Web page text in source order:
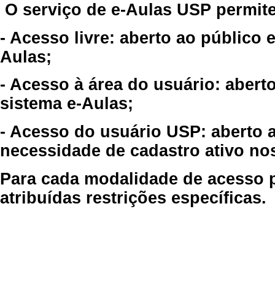
O serviço de e-Aulas USP
- Acesso livre: aberto ao público
Aulas;
- Acesso à área do usuário:
sistema e-Aulas;
- Acesso do usuário USP: aberto
necessidade de cadastro ativo
Para cada modalidade de
atribuídas restrições específicas.